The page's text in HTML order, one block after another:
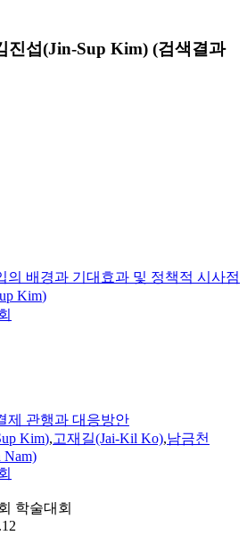
진섭(Jin-Sup Kim) (검색결과
의 배경과 기대효과 및 정책적 시사점
Kim)
제 관행과 대응방안
Kim),고재길(Jai-Kil Ko),남금천
Nam)
학술대회